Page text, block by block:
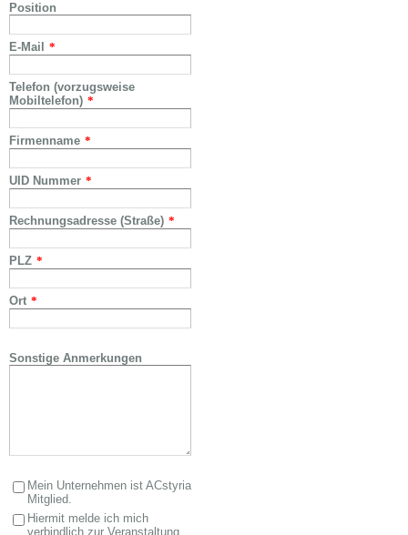
Position
E-Mail *
Telefon (vorzugsweise
Mobiltelefon) *
Firmenname *
UID Nummer *
Rechnungsadresse (Straße) *
PLZ *
Ort *
Sonstige Anmerkungen
Mein Unternehmen ist ACstyria
Mitglied.
Hiermit melde ich mich
verbindlich zur Veranstaltung